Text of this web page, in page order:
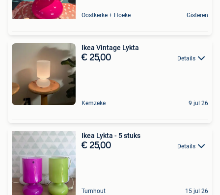
Oostkerke + Hoeke Gisteren
Ikea Vintage Lykta
€ 25,00 Details
Kemzeke 9 jul 26
Ikea Lykta - 5 stuks
€ 25,00 Details
Turnhout 15 jul 26